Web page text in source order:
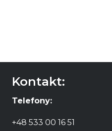
Kontakt:
Telefony:
+48 533 00 16 51